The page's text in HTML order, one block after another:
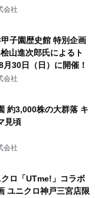
を販売～
会社
子園歴史館 特別企画
山進次郎氏によるト
月30日（日）に開催！
会社
約3,000株の大群落 キ
見頃
会社
ロ「UTme!」コラボ
ユニクロ神戸三宮店限